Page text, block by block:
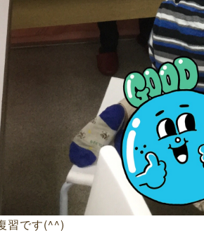
習です(^^)